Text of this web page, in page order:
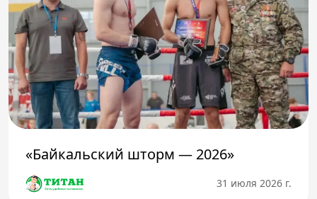
«Байкальский шторм — 2026»
31 июля 2026 г.